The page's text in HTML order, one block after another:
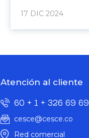
17 DIC 2024
Atención al cliente
60 + 1 + 326 69 69
cesce@cesce.co
Red comercial